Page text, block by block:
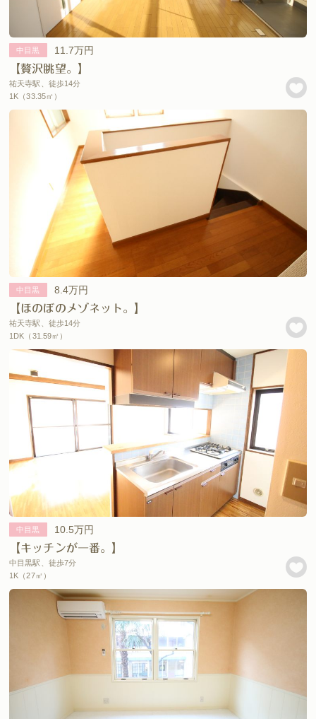
中目黒
11.7万円
【贅沢眺望。】
祐天寺駅、徒歩14分
1K（33.35㎡）
中目黒
8.4万円
【ほのぼのメゾネット。】
祐天寺駅、徒歩14分
1DK（31.59㎡）
中目黒
10.5万円
【キッチンが一番。】
中目黒駅、徒歩7分
1K（27㎡）